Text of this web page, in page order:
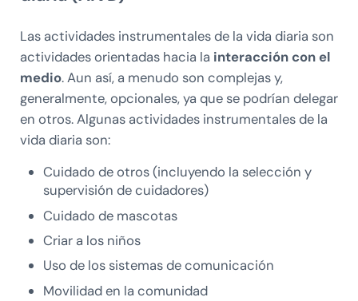
Las actividades instrumentales de la vida diaria son
actividades orientadas hacia la interacción con el
medio. Aun así, a menudo son complejas y,
generalmente, opcionales, ya que se podrían delegar
en otros. Algunas actividades instrumentales de la
vida diaria son:
Cuidado de otros (incluyendo la selección y
supervisión de cuidadores)
Cuidado de mascotas
Criar a los niños
Uso de los sistemas de comunicación
Movilidad en la comunidad